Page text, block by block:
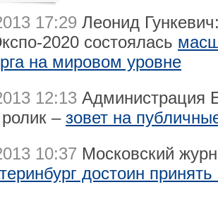
17:29 Леонид
2020 состоялась
на мировом уровне
12:13 Администрация
– зовет на
10:37 Московский
достоин